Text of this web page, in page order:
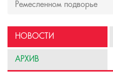
Ремесленном подворье
НОВОСТИ
АРХИВ